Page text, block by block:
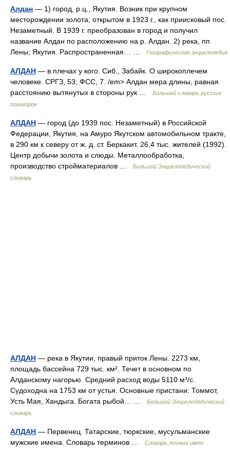
Алдан — 1) город, р.ц., Якутия. Возник при крупном
месторождении золота, открытом в 1923 г., как приисковый пос.
Незаметный. В 1939 г. преобразован в город и получил
название Алдан по расположению на р. Алдан. 2) река, пп
Лены; Якутия. Распространенная… …
Географическая энциклопедия
АЛДАН — в плечах у кого. Сиб., Забайк. О широкоплечем
человеке. СРГЗ, 53; ФСС, 7. /em> Алдан мера длины, равная
расстоянию вытянутых в стороны рук …
Большой словарь русских
поговорок
АЛДАН — город (до 1939 пос. Незаметный) в Российской
Федерации, Якутия, на Амуро Якутском автомобильном тракте,
в 290 км к северу от ж. д. ст. Беркакит. 26,4 тыс. жителей (1992).
Центр добычи золота и слюды. Металлообработка,
производство стройматериалов …
Большой Энциклопедический
словарь
АЛДАН — река в Якутии, правый приток Лены. 2273 км,
площадь бассейна 729 тыс. км². Течет в основном по
Алданскому нагорью. Средний расход воды 5110 м³/с.
Судоходна на 1753 км от устья. Основные пристани: Томмот,
Усть Мая, Хандыга. Богата рыбой… …
Большой Энциклопедический
словарь
АЛДАН — Первенец. Татарские, тюркские, мусульманские
мужские имена. Словарь терминов …
Словарь личных имен